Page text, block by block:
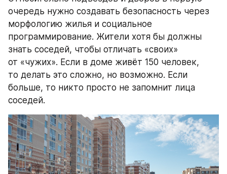
очередь нужно создавать безопасность через
морфологию жилья и социальное
программирование. Жители хотя бы должны
знать соседей, чтобы отличать «своих»
от «чужих». Если в доме живёт 150 человек,
то делать это сложно, но возможно. Если
больше, то никто просто не запомнит лица
соседей.